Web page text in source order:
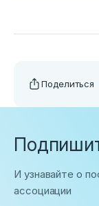
Поделиться
И узнавайте о
ассоциации